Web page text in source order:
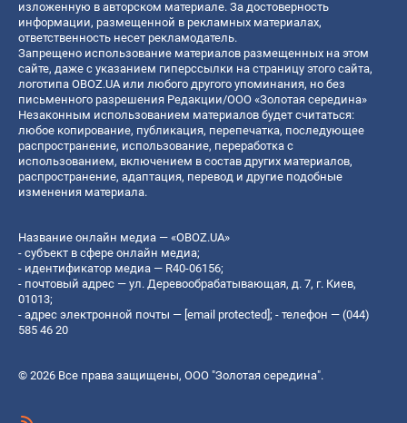
изложенную в авторском материале. За достоверность
информации, размещенной в рекламных материалах,
ответственность несет рекламодатель.
Запрещено использование материалов размещенных на этом
сайте, даже с указанием гиперссылки на страницу этого сайта,
логотипа OBOZ.UA или любого другого упоминания, но без
письменного разрешения Редакции/ООО «Золотая середина»
Незаконным использованием материалов будет считаться:
любое копирование, публикация, перепечатка, последующее
распространение, использование, переработка с
использованием, включением в состав других материалов,
распространение, адаптация, перевод и другие подобные
изменения материала.
Название онлайн медиа — «OBOZ.UA»
- субъект в сфере онлайн медиа;
- идентификатор медиа — R40-06156;
- почтовый адрес — ул. Деревообрабатывающая, д. 7, г. Киев,
01013;
- адрес электронной почты — [email protected] ; - телефон — (044)
585 46 20
© 2026 Все права защищены, ООО "Золотая середина".